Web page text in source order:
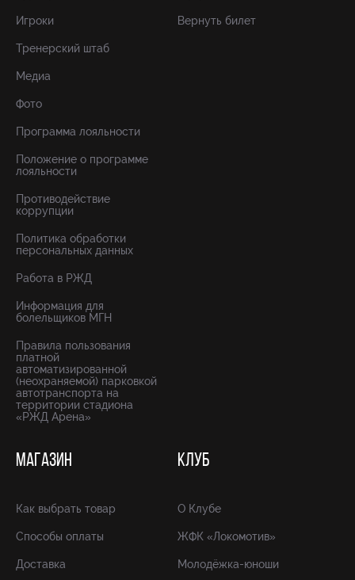
Игроки
Тренерский штаб
Медиа
Фото
Программа лояльности
Положение о программе
лояльности
Противодействие
коррупции
Политика обработки
персональных данных
Работа в РЖД
Информация для
болельщиков МГН
Правила пользования
платной
автоматизированной
(неохраняемой) парковкой
автотранспорта на
территории стадиона
«РЖД Арена»
Вернуть билет
МАГАЗИН
Как выбрать товар
Способы оплаты
Доставка
КЛУБ
О Клубе
ЖФК «Локомотив»
Молодёжка-юноши